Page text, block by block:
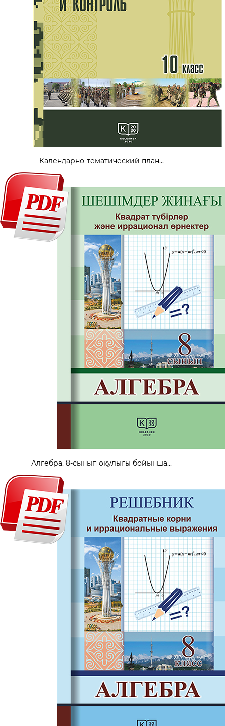
Календарно-тематический план...
Алгебра. 8-сынып оқулығы бойынша...